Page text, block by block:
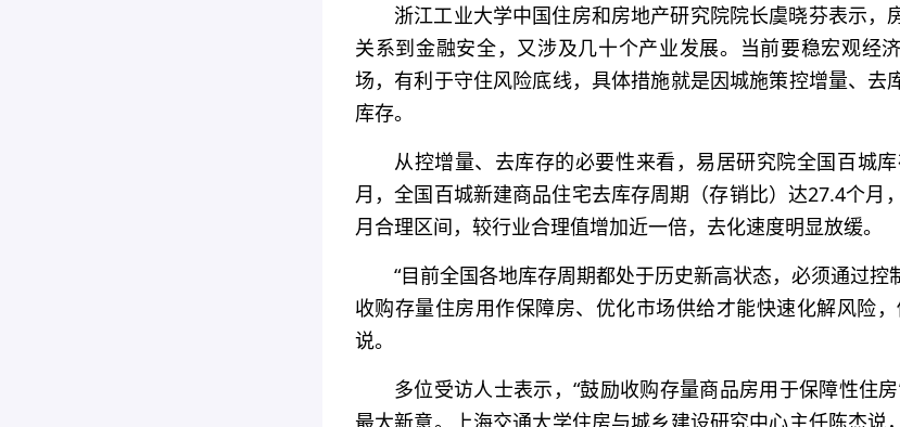
浙江工业大学中国住房和房地产研究院院长虞晓芬表示，
关系到金融安全，又涉及几十个产业发展。当前要稳宏观经
场，有利于守住风险底线，具体措施就是因城施策控增量、去
库存。
从控增量、去库存的必要性来看，易居研究院全国百城
月，全国百城新建商品住宅去库存周期（存销比）达27.4个月
月合理区间，较行业合理值增加近一倍，去化速度明显放缓。
“目前全国各地库存周期都处于历史新高状态，必须通过控
收购存量住房用作保障房、优化市场供给才能快速化解风险
说。
多位受访人士表示，“鼓励收购存量商品房用于保障性住